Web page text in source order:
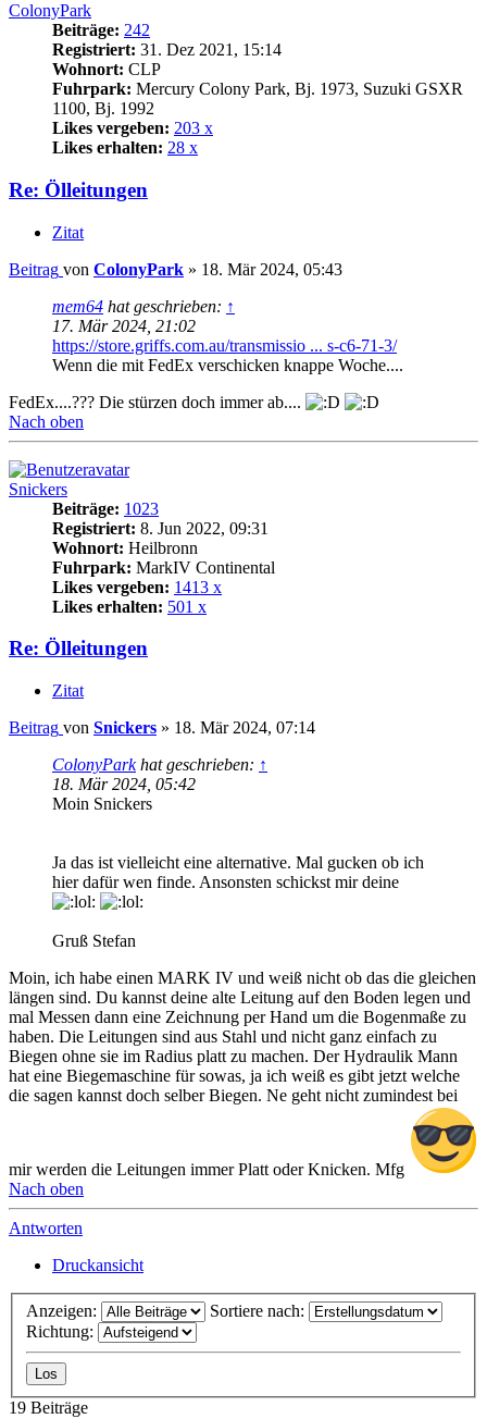
ColonyPark
Beiträge: 242
Registriert: 31. Dez 2021, 15:14
Wohnort: CLP
Fuhrpark: Mercury Colony Park, Bj. 1973, Suzuki GSXR
1100, Bj. 1992
Likes vergeben: 203 x
Likes erhalten: 28 x
Re: Ölleitungen
Zitat
Beitrag von ColonyPark » 18. Mär 2024, 05:43
mem64 hat geschrieben: ↑
17. Mär 2024, 21:02
https://store.griffs.com.au/transmissio ... s-c6-71-3/
Wenn die mit FedEx verschicken knappe Woche....
FedEx....??? Die stürzen doch immer ab....
Nach oben
Snickers
Beiträge: 1023
Registriert: 8. Jun 2022, 09:31
Wohnort: Heilbronn
Fuhrpark: MarkIV Continental
Likes vergeben: 1413 x
Likes erhalten: 501 x
Re: Ölleitungen
Zitat
Beitrag von Snickers » 18. Mär 2024, 07:14
ColonyParkhat geschrieben: ↑
18. Mär 2024, 05:42
Moin Snickers
Ja das ist vielleicht eine alternative. Mal gucken ob ich
hier dafür wen finde. Ansonsten schickst mir deine
Gruß Stefan
Moin, ich habe einen MARK IV und weiß nicht ob das die gleichen
längen sind. Du kannst deine alte Leitung auf den Boden legen und
mal Messen dann eine Zeichnung per Hand um die Bogenmaße zu
haben. Die Leitungen sind aus Stahl und nicht ganz einfach zu
Biegen ohne sie im Radius platt zu machen. Der Hydraulik Mann
hat eine Biegemaschine für sowas, ja ich weiß es gibt jetzt welche
die sagen kannst doch selber Biegen. Ne geht nicht zumindest bei
mir werden die Leitungen immer Platt oder Knicken. Mfg
Nach oben
Antworten
Druckansicht
Anzeigen:
Sortiere nach:
Richtung:
19 Beiträge